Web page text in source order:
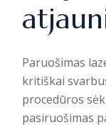
Paruošimas
kritiškai
procedūros
pasiruošimas